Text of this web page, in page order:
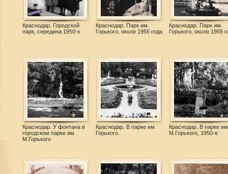
Краснодар. Городской
парк, середина 1950-х
Краснодар. Парк им.
Горького, около 1955 года
Краснодар. Парк им.
Горького, около 1955
Краснодар. У фонтана в
городском парке им.
М.Горького
Краснодар. В парке им.
Горького.
Краснодар. В парке
М.Горького, 1950-е